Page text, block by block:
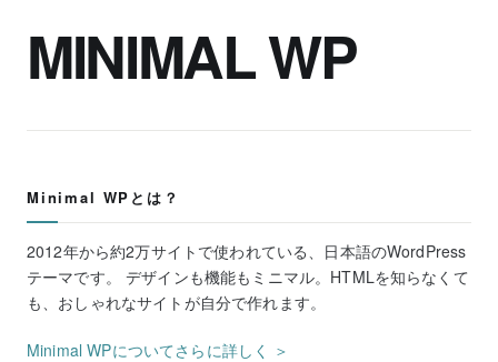
MINIMAL WP
Minimal WPとは？
2012年から約2万サイトで使われている、日本語のWordPress
テーマです。 デザインも機能もミニマル。HTMLを知らなくて
も、おしゃれなサイトが自分で作れます。
Minimal WPについてさらに詳しく ＞